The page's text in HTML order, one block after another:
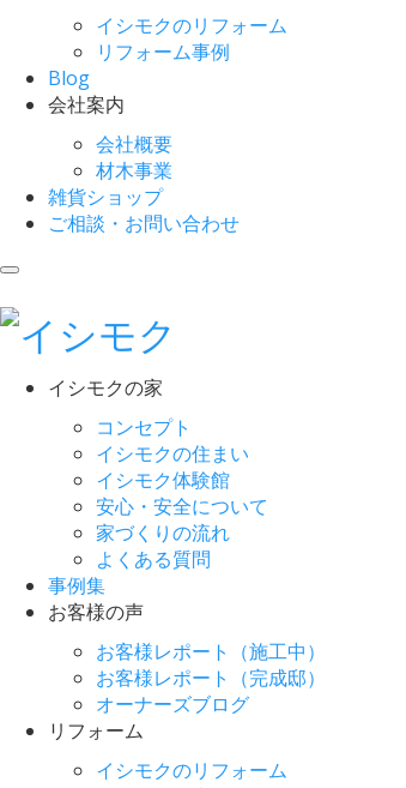
イシモクのリフォーム
リフォーム事例
Blog
会社案内
会社概要
材木事業
雑貨ショップ
ご相談・お問い合わせ
イシモクの家
コンセプト
イシモクの住まい
イシモク体験館
安心・安全について
家づくりの流れ
よくある質問
事例集
お客様の声
お客様レポート（施工中）
お客様レポート（完成邸）
オーナーズブログ
リフォーム
イシモクのリフォーム